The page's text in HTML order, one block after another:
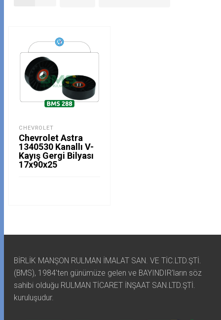
CHEVROLET
Chevrolet Astra
1340530 Kanallı V-
Kayış Gergi Bilyası
17x90x25
BİRLİK MANŞON RULMAN İMALAT SAN. VE TİC.LTD.ŞTİ.
(BMS), 1984'ten günümüze gelen ve BAYINDIR'ların söz
sahibi olduğu RULMAN TİCARET İNŞAAT SAN.LTD.ŞTİ.
kuruluşudur.